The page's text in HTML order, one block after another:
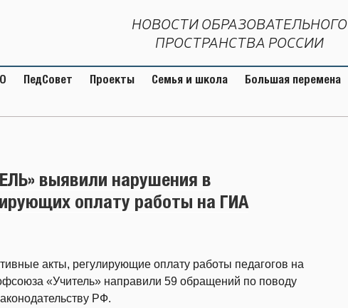
НОВОСТИ ОБРАЗОВАТЕЛЬНОГО
ПРОСТРАНСТВА РОССИИ
ПедСовет Проекты Семья и школа Большая перемена
выявили нарушения в
оплату работы на ГИА
акты, регулирующие оплату работы педагогов на
«Учитель» направили 59 обращений по поводу
РФ.